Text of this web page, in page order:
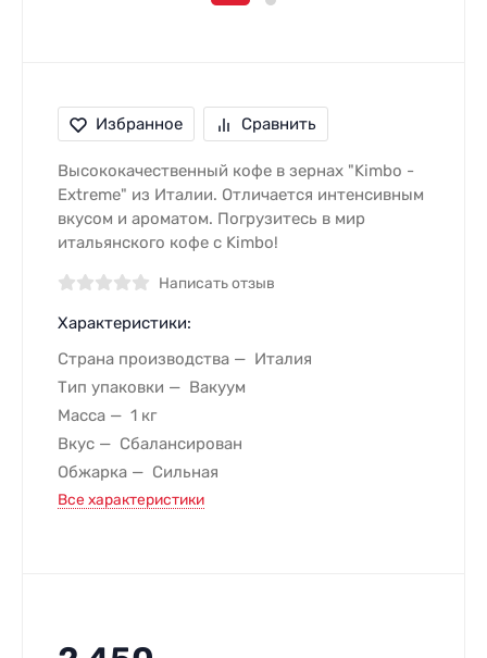
Избранное Сравнить
Высококачественный кофе в зернах "Kimbo -
Extreme" из Италии. Отличается интенсивным
вкусом и ароматом. Погрузитесь в мир
итальянского кофе с Kimbo!
Написать отзыв
Характеристики:
Страна производства
Италия
Тип упаковки
Вакуум
Масса
1 кг
Вкус
Сбалансирован
Обжарка
Сильная
Все характеристики